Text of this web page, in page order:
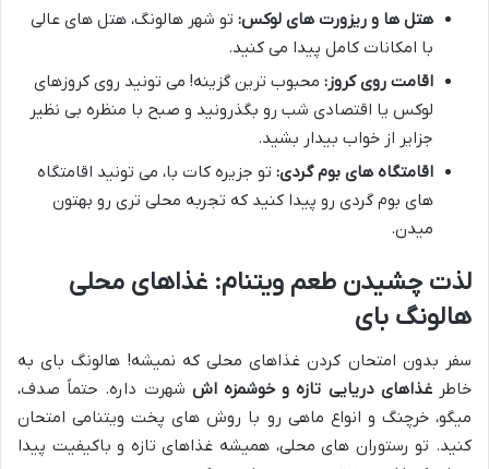
هتل ها و ریزورت های لوکس: تو شهر هالونگ، هتل های عالی
با امکانات کامل پیدا می کنید.
اقامت روی کروز: محبوب ترین گزینه! می تونید روی کروزهای
لوکس یا اقتصادی شب رو بگذرونید و صبح با منظره بی نظیر
جزایر از خواب بیدار بشید.
اقامتگاه های بوم گردی: تو جزیره کات با، می تونید اقامتگاه
های بوم گردی رو پیدا کنید که تجربه محلی تری رو بهتون
میدن.
لذت چشیدن طعم ویتنام: غذاهای محلی
هالونگ بای
سفر بدون امتحان کردن غذاهای محلی که نمیشه! هالونگ بای به
خاطرغذاهای دریایی تازه و خوشمزه اش شهرت داره. حتماً صدف،
میگو، خرچنگ و انواع ماهی رو با روش های پخت ویتنامی امتحان
کنید. تو رستوران های محلی، همیشه غذاهای تازه و باکیفیت پیدا